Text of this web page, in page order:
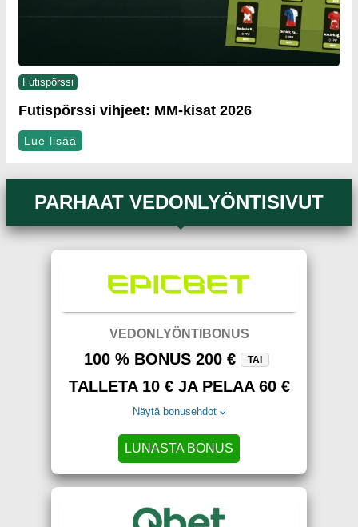
Futispörssi
Futispörssi vihjeet: MM-kisat 2026
Lue lisää
PARHAAT VEDONLYÖNTISIVUT
VEDONLYÖNTIBONUS
100 % BONUS 200 € TAI
TALLETA 10 € JA PELAA 60 €
Näytä bonusehdot
LUNASTA BONUS